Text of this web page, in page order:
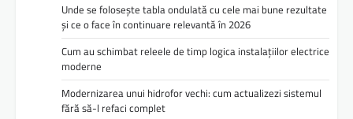
Unde se folosește tabla ondulată cu cele mai bune rezultate
și ce o face în continuare relevantă în 2026
Cum au schimbat releele de timp logica instalațiilor electrice
moderne
Modernizarea unui hidrofor vechi: cum actualizezi sistemul
fără să-l refaci complet